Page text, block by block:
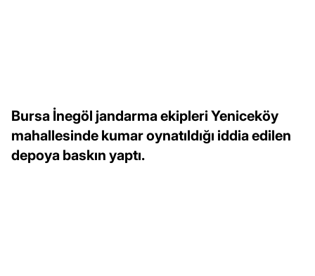
Bursa İnegöl jandarma ekipleri Yeniceköy
mahallesinde kumar oynatıldığı iddia edilen
depoya baskın yaptı.